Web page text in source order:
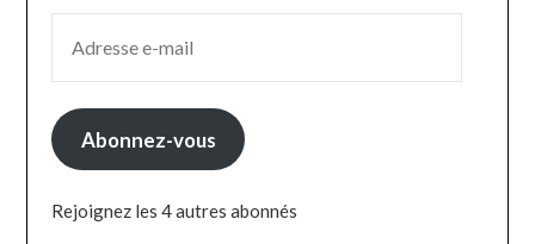
Abonnez-vous
Rejoignez les 4 autres abonnés